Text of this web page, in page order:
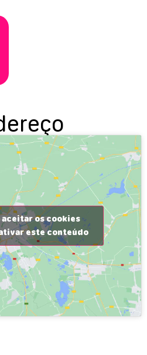
aceitar os cookies
este conteúdo